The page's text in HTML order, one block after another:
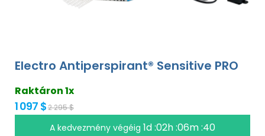
Electro Antiperspirant® Sensitive PRO
Raktáron 1x
1 097 $2 295 $
A kedvezmény végéig1d :02h :06m :39